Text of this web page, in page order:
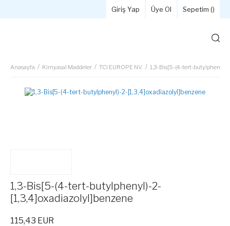
Giriş Yap Üye Ol Sepetim ()
Anasayfa Kimyasal Maddeler TCI EUROPE NV. 1,3-Bis[5-(4-tert-butylphenyl)-
1,3-Bis[5-(4-tert-butylphenyl)-2-
[1,3,4]oxadiazolyl]benzene
115,43 EUR